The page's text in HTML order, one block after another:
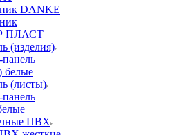
DANKE
ПЛАСТ
(изделия)
белые
(листы)
ПВХ